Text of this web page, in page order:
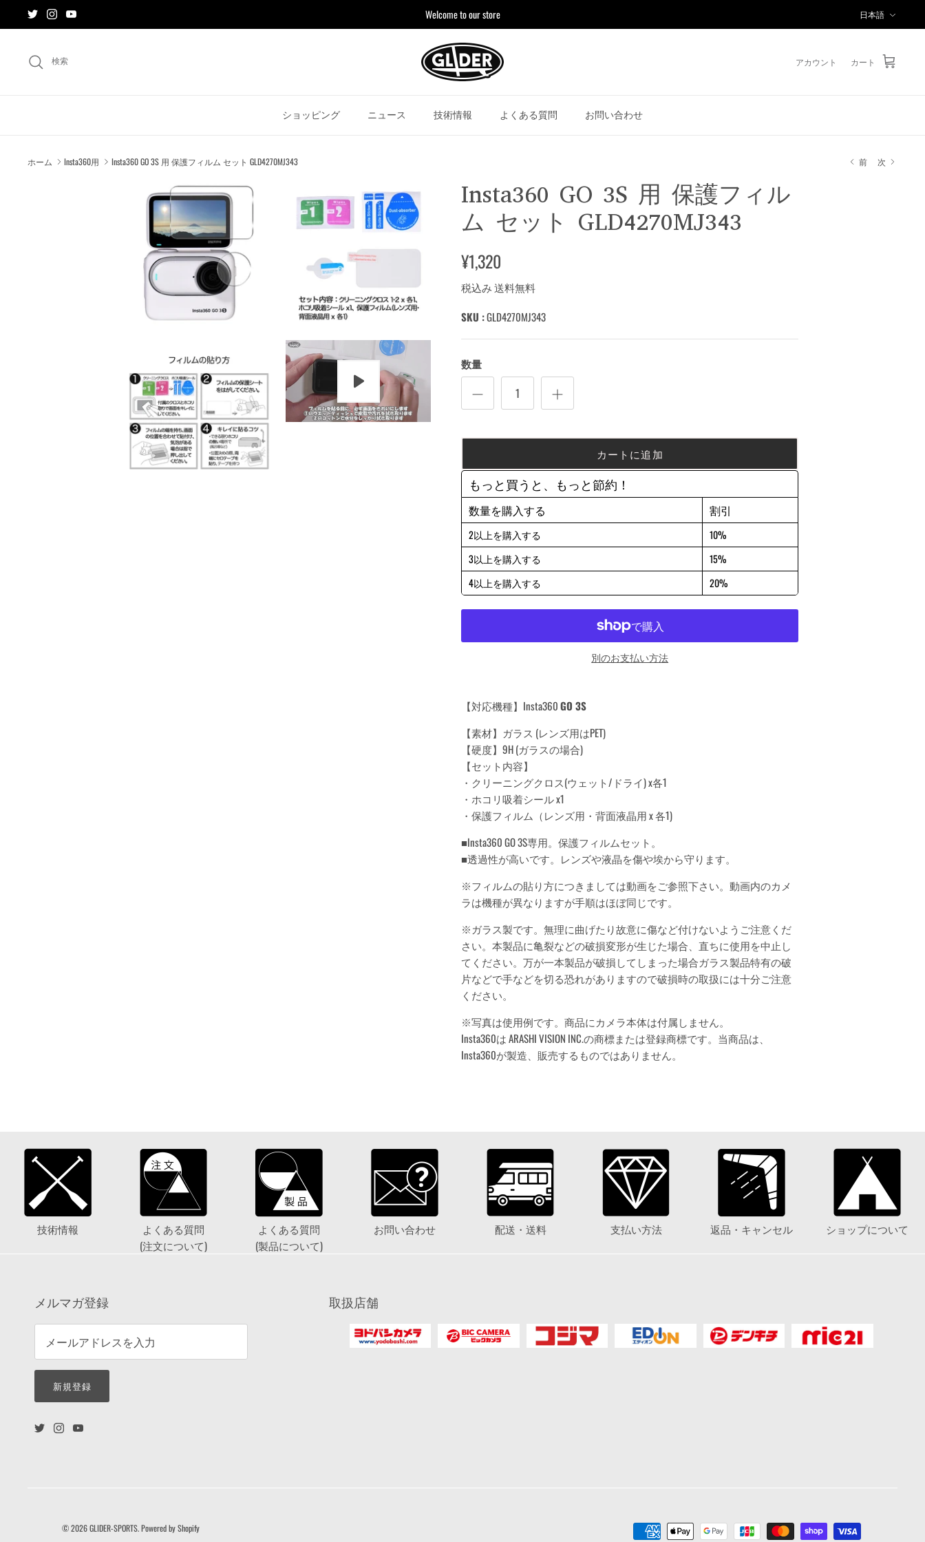
Welcome to our store
語
日本語
検索 アカウント カート
ショッピング ニュース 技術情報 よくある質問 お問い合わせ
ホーム Insta360用 Insta360 GO 3S 用 保護フィルム セット GLD4270MJ343 前 次
Insta360 GO 3S 用 保護フィル
ム セット GLD4270MJ343
¥1,320
税込み 送料無料
SKU :GLD4270MJ343
数量
カートに追加
もっと買うと、もっと節約！
数量を購入する 割引
2以上を購入する
10%
3以上を購入する
15%
4以上を購入する
20%
別のお支払い方法
【対応機種】Insta360GO 3S
【素材】ガラス (レンズ用はPET)
【硬度】9H (ガラスの場合)
【セット内容】
・クリーニングクロス(ウェット/ドライ) x各1
・ホコリ吸着シール x1
・保護フィルム（レンズ用・背面液晶用 x 各1)
■Insta360 GO 3S専用。保護フィルムセット。
■透過性が高いです。レンズや液晶を傷や埃から守ります。
※フィルムの貼り方につきましては動画をご参照下さい。動画内のカメ
ラは機種が異なりますが手順はほぼ同じです。
※ガラス製です。無理に曲げたり故意に傷など付けないようご注意くだ
さい。本製品に亀裂などの破損変形が生じた場合、直ちに使用を中止し
てください。万が一本製品が破損してしまった場合ガラス製品特有の破
片などで手などを切る恐れがありますので破損時の取扱には十分ご注意
ください。
※写真は使用例です。商品にカメラ本体は付属しません。
Insta360は ARASHI VISION INC.の商標または登録商標です。当商品は、
Insta360が製造、販売するものではありません。
技術情報
よくある質問
(注文について)
よくある質問
(製品について)
お問い合わせ 配送・送料 支払い方法 返品・キャンセル ショップについて
メルマガ登録
新規登録
取扱店舗
© 2026GLIDER-SPORTS.Powered by Shopify